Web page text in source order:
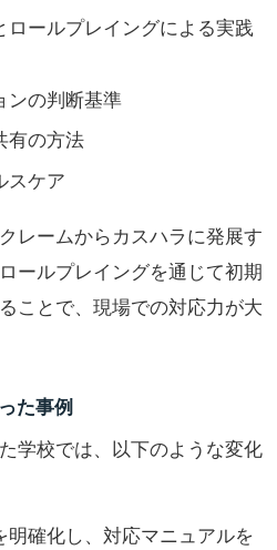
ロールプレイングによる実践
ンの判断基準
有の方法
スケア
レームからカスハラに発展す
ールプレイングを通じて初期
ことで、現場での対応力が大
た事例
学校では、以下のような変化
明確化し、対応マニュアルを